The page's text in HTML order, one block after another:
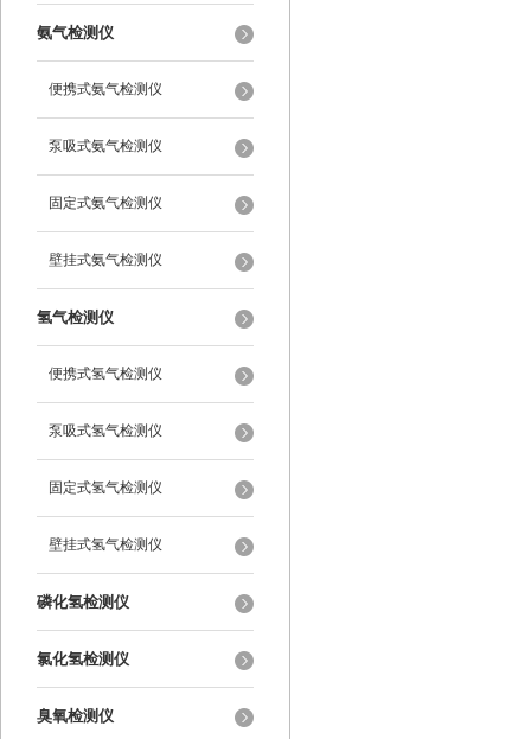
氨气检测仪
便携式氨气检测仪
泵吸式氨气检测仪
固定式氨气检测仪
壁挂式氨气检测仪
氢气检测仪
便携式氢气检测仪
泵吸式氢气检测仪
固定式氢气检测仪
壁挂式氢气检测仪
磷化氢检测仪
氯化氢检测仪
臭氧检测仪